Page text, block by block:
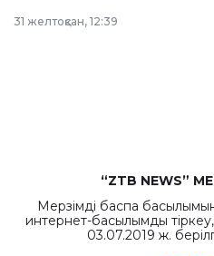
республиканского
31 желтоқсан, 12:39
“ZTB NEWS”
Мерзімді баспа
интернет-басылымды тіркеу,
03.07.2019 ж.